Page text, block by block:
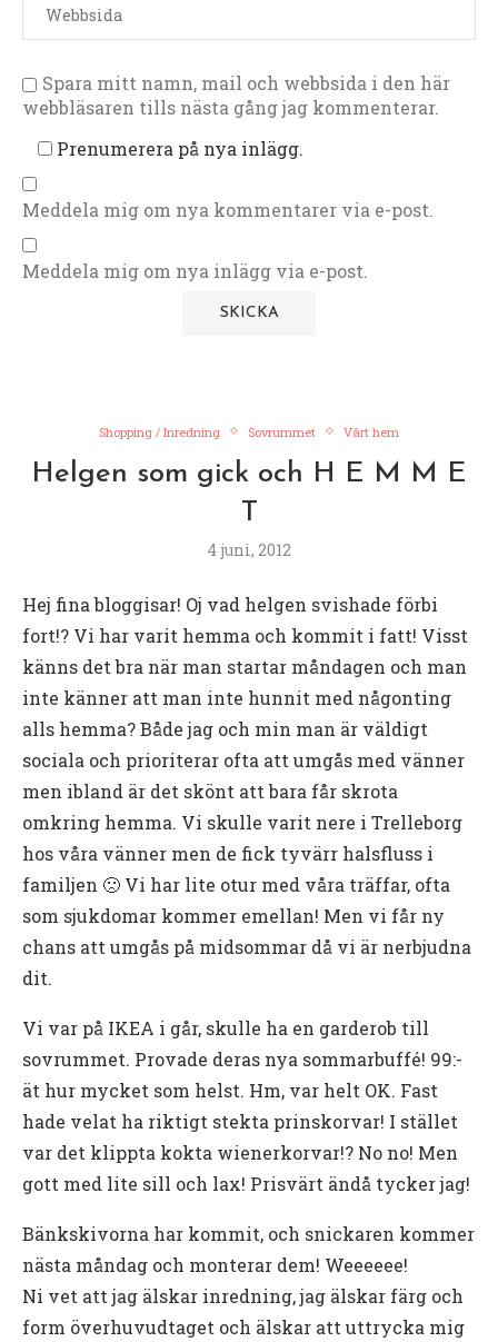
Spara mitt namn, mail och webbsida i den här
webbläsaren tills nästa gång jag kommenterar.
Prenumerera på nya inlägg.
Meddela mig om nya kommentarer via e-post.
Meddela mig om nya inlägg via e-post.
Shopping / Inredning Sovrummet Vårt hem
Helgen som gick och H E M M E
T
4 juni, 2012
Hej fina bloggisar! Oj vad helgen svishade förbi
fort!? Vi har varit hemma och kommit i fatt! Visst
känns det bra när man startar måndagen och man
inte känner att man inte hunnit med någonting
alls hemma? Både jag och min man är väldigt
sociala och prioriterar ofta att umgås med vänner
men ibland är det skönt att bara får skrota
omkring hemma. Vi skulle varit nere i Trelleborg
hos våra vänner men de fick tyvärr halsfluss i
familjen 🙁 Vi har lite otur med våra träffar, ofta
som sjukdomar kommer emellan! Men vi får ny
chans att umgås på midsommar då vi är nerbjudna
dit.
Vi var på IKEA i går, skulle ha en garderob till
sovrummet. Provade deras nya sommarbuffé! 99:-
ät hur mycket som helst. Hm, var helt OK. Fast
hade velat ha riktigt stekta prinskorvar! I stället
var det klippta kokta wienerkorvar!? No no! Men
gott med lite sill och lax! Prisvärt ändå tycker jag!
Bänkskivorna har kommit, och snickaren kommer
nästa måndag och monterar dem! Weeeeee!
Ni vet att jag älskar inredning, jag älskar färg och
form överhuvudtaget och älskar att uttrycka mig